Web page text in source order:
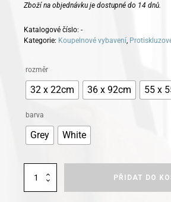
Zboží na objednávku je dostupné do 14 dnů.
Katalogové číslo: -
Kategorie: Koupelnové vybavení
rozměr
32 x 22cm 36 x 92cm 55 x
barva
Grey White
Kleine
protiskluzová
PŘIDAT DO